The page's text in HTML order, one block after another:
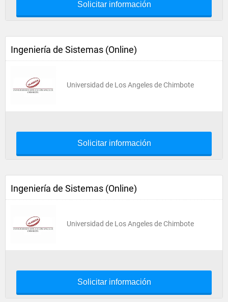
Solicitar información
Ingeniería de Sistemas (Online)
Universidad de Los Angeles de Chimbote
Solicitar información
Ingeniería de Sistemas (Online)
Universidad de Los Angeles de Chimbote
Solicitar información